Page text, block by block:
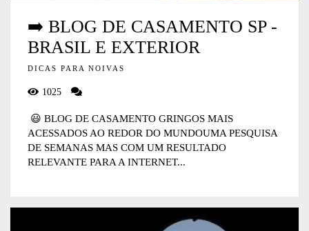
➡️ BLOG DE CASAMENTO SP -
BRASIL E EXTERIOR
DICAS PARA NOIVAS
1025
😃 BLOG DE CASAMENTO GRINGOS MAIS
ACESSADOS AO REDOR DO MUNDOUMA PESQUISA
DE SEMANAS MAS COM UM RESULTADO
RELEVANTE PARA A INTERNET...